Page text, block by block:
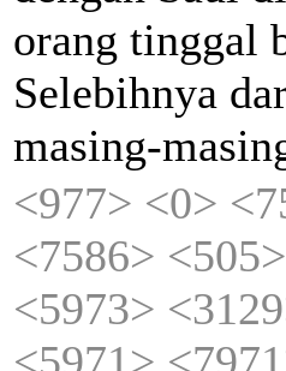
orang tinggal
Selebihnya
masing-
<977> <0>
<7586> <505>
<5973>